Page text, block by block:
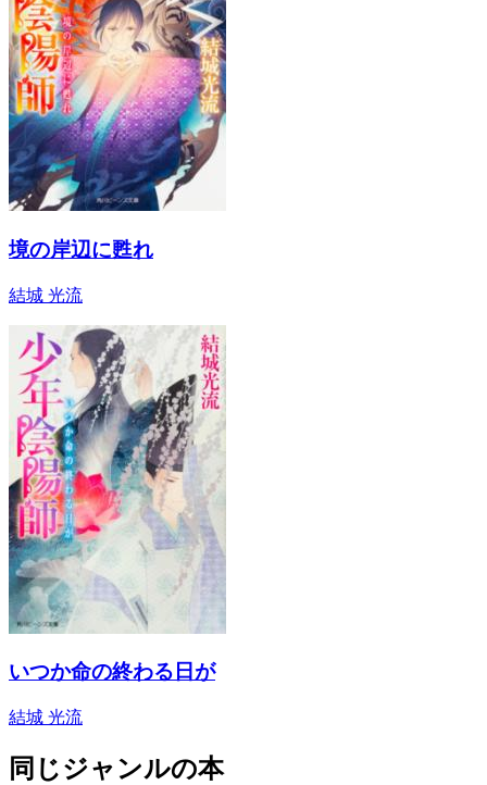
境の岸辺に甦れ
結城 光流
いつか命の終わる日が
結城 光流
同じジャンルの本